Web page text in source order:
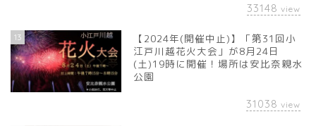
33148 view
13
【2024年(開催中止)】「第31回小
江戸川越花火大会」が8月24日
(土)19時に開催！場所は安比奈親水
公園
31038 view